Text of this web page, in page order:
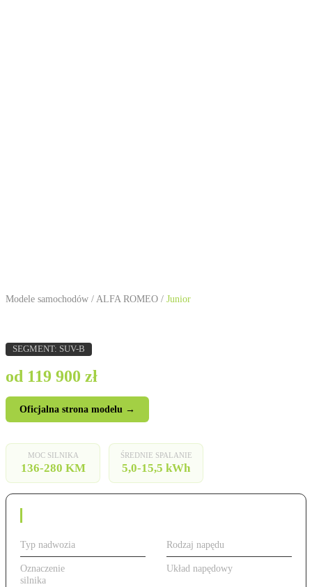
Modele samochodów / ALFA ROMEO / Junior
SEGMENT: SUV-B
od 119 900 zł
Oficjalna strona modelu →
MOC SILNIKA
136-280 KM
ŚREDNIE SPALANIE
5,0-15,5 kWh
Typ nadwozia Rodzaj napędu
Oznaczenie
silnika
Układ napędowy